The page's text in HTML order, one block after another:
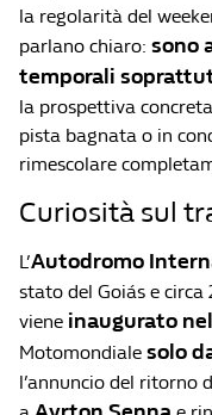
la regolarità del
parlano chiaro: sono
temporali
la prospettiva
pista bagnata o in
rimescolare
Curiosità sul
L’Autodromo
stato del Goiás e
viene inaugurato nel
Motomondiale solo
l’annuncio del